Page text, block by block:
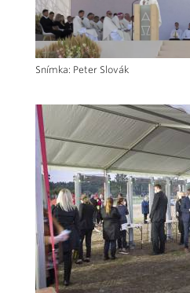
Snímka: Peter Slovák